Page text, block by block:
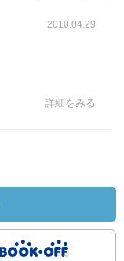
2010.04.29
詳細をみる